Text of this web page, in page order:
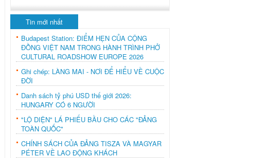
Tin mới nhất
Budapest Station: ĐIỂM HẸN CỦA CỘNG
ĐỒNG VIỆT NAM TRONG HÀNH TRÌNH PHỞ
CULTURAL ROADSHOW EUROPE 2026
Ghi chép: LÀNG MAI - NƠI ĐỂ HIỂU VỀ CUỘC
ĐỜI
Danh sách tỷ phú USD thế giới 2026:
HUNGARY CÓ 6 NGƯỜI
"LỘ DIỆN" LÁ PHIẾU BẦU CHO CÁC "ĐẢNG
TOÀN QUỐC"
CHÍNH SÁCH CỦA ĐẢNG TISZA VÀ MAGYAR
PÉTER VỀ LAO ĐỘNG KHÁCH